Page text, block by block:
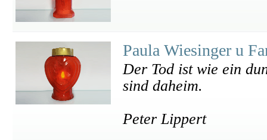
Paula Wiesinger u
Der Tod ist wie ein
sind daheim.
Peter Lippert